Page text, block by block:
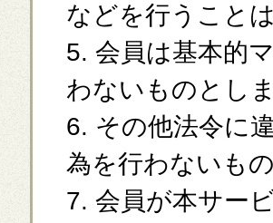
などを行うこと
5. 会員は基本的
わないものとし
6. その他法令に
為を行わないも
7. 会員が本サー